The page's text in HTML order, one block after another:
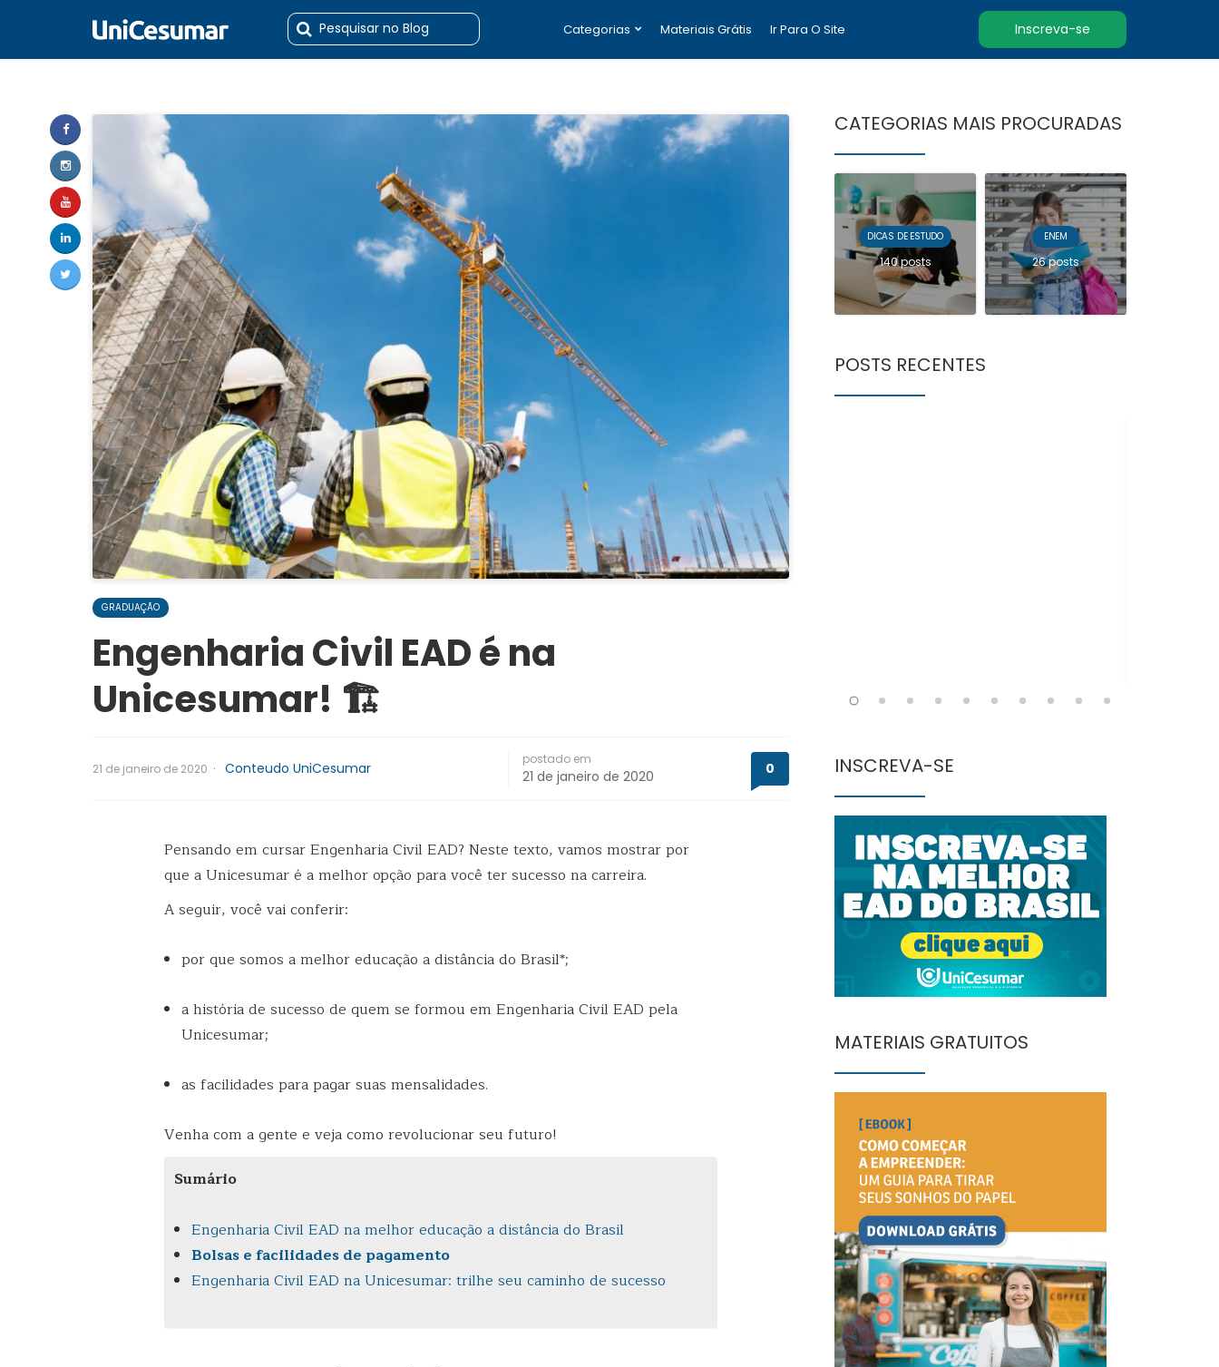
Categorias Materiais Grátis Ir Para O Site Inscreva-se
GRADUAÇÃO
Engenharia Civil EAD é na
Unicesumar! 🏗️
21 de janeiro de 2020 · Conteudo UniCesumar
postado em
21 de janeiro de 2020 0
Pensando em cursar Engenharia Civil EAD? Neste texto, vamos mostrar por
que a Unicesumar é a melhor opção para você ter sucesso na carreira.
A seguir, você vai conferir:
por que somos a melhor educação a distância do Brasil*;
a história de sucesso de quem se formou em Engenharia Civil EAD pela
Unicesumar;
as facilidades para pagar suas mensalidades.
Venha com a gente e veja como revolucionar seu futuro!
Sumário
Engenharia Civil EAD na melhor educação a distância do Brasil
Bolsas e facilidades de pagamento
Engenharia Civil EAD na Unicesumar: trilhe seu caminho de sucesso
CATEGORIAS MAIS PROCURADAS
DICAS DE ESTUDO
140 posts
ENEM
26 posts
POSTS RECENTES
INSCREVA-SE
MATERIAIS GRATUITOS